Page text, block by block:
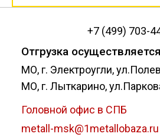
+7 (499) 703-
Отгрузка
МО, г. Электроугли,
МО, г. Лыткарино,
Головной офис в СПБ
metall-msk@1metallobaza.ru